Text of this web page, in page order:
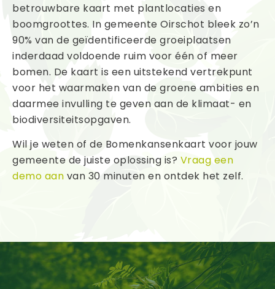
betrouwbare kaart met plantlocaties en
boomgroottes. In gemeente Oirschot bleek zo’n
90% van de geïdentificeerde groeiplaatsen
inderdaad voldoende ruim voor één of meer
bomen. De kaart is een uitstekend vertrekpunt
voor het waarmaken van de groene ambities en
daarmee invulling te geven aan de klimaat- en
biodiversiteitsopgaven.
Wil je weten of de Bomenkansenkaart voor jouw
gemeente de juiste oplossing is? Vraag een
demo aan van 30 minuten en ontdek het zelf.